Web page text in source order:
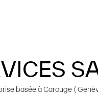
basée à Carouge (